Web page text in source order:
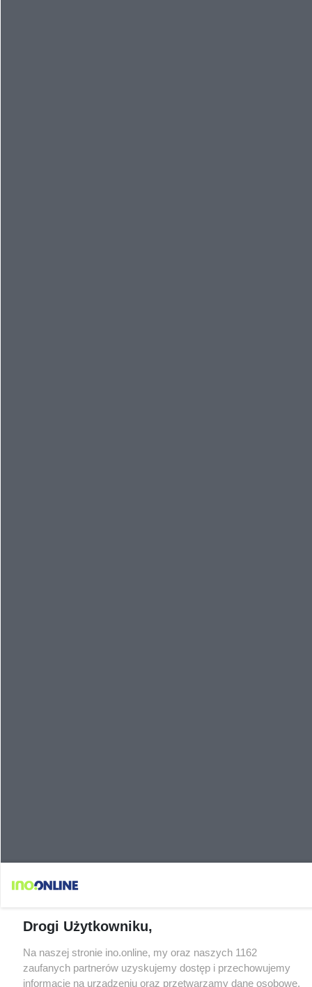
Drogi Użytkowniku,
Na naszej stronie ino.online, my oraz naszych 1162
zaufanych partnerów uzyskujemy dostęp i przechowujemy
informacje na urządzeniu oraz przetwarzamy dane osobowe,